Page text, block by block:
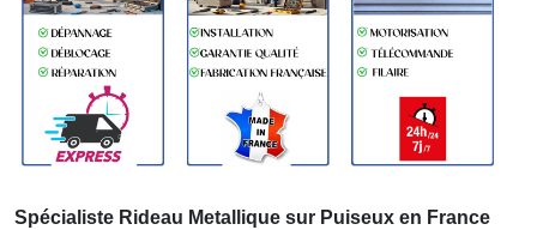
Spécialiste Rideau Metallique sur Puiseux en France